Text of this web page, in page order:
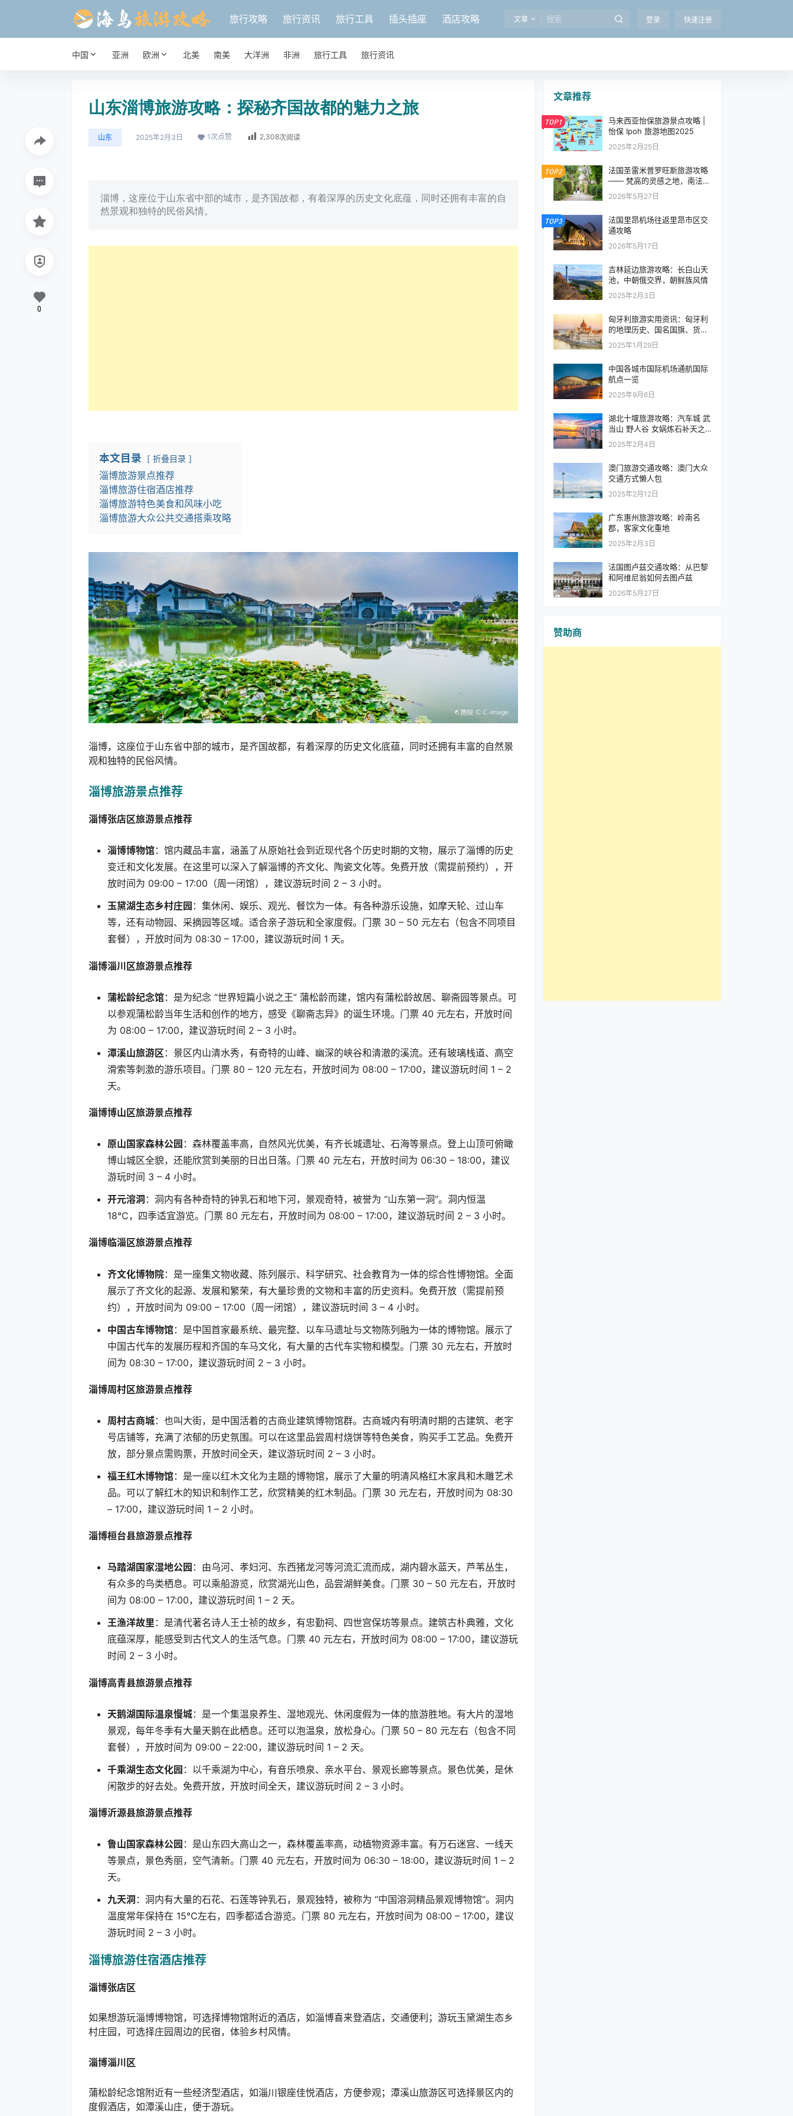
旅行攻略 旅行资讯 旅行工具 插头插座 酒店攻略 文章 登录 快速注册
中国 亚洲 欧洲 北美 南美 大洋洲 非洲 旅行工具 旅行资讯
山东淄博旅游攻略：探秘齐国故都的魅力之旅
山东 2025年2月3日 1次点赞 2,308次阅读
淄博，这座位于山东省中部的城市，是齐国故都，有着深厚的历史文化底蕴，同时还拥有丰富的自
然景观和独特的民俗风情。
本文目录 折叠目录
淄博旅游景点推荐
淄博旅游住宿酒店推荐
淄博旅游特色美食和风味小吃
淄博旅游大众公共交通搭乘攻略
淄博，这座位于山东省中部的城市，是齐国故都，有着深厚的历史文化底蕴，同时还拥有丰富的自然景
观和独特的民俗风情。
淄博旅游景点推荐
淄博张店区旅游景点推荐
淄博博物馆：馆内藏品丰富，涵盖了从原始社会到近现代各个历史时期的文物，展示了淄博的历史
变迁和文化发展。在这里可以深入了解淄博的齐文化、陶瓷文化等。免费开放（需提前预约），开
放时间为 09:00 – 17:00 （周一闭馆），建议游玩时间 2 – 3 小时。
玉黛湖生态乡村庄园 ：集休闲、娱乐、观光、餐饮为一体。有各种游乐设施，如摩天轮、过山车
等，还有动物园、采摘园等区域。适合亲子游玩和全家度假。门票 30 – 50 元左右（包含不同项目
套餐），开放时间为 08:30 – 17:00，建议游玩时间 1 天。
淄博淄川区旅游景点推荐
蒲松龄纪念馆：是为纪念 “世界短篇小说之王” 蒲松龄而建，馆内有蒲松龄故居、聊斋园等景点。可
以参观蒲松龄当年生活和创作的地方，感受《聊斋志异》的诞生环境。门票 40 元左右，开放时间
为 08:00 – 17:00，建议游玩时间 2 – 3 小时。
潭溪山旅游区 ：景区内山清水秀，有奇特的山峰、幽深的峡谷和清澈的溪流。还有玻璃栈道、高空
滑索等刺激的游乐项目。门票 80 – 120 元左右，开放时间为 08:00 – 17:00，建议游玩时间 1 – 2
天。
淄博博山区旅游景点推荐
原山国家森林公园 ：森林覆盖率高，自然风光优美，有齐长城遗址、石海等景点。登上山顶可俯瞰
博山城区全貌，还能欣赏到美丽的日出日落。门票 40 元左右，开放时间为 06:30 – 18:00，建议
游玩时间 3 – 4 小时。
开元溶洞 ：洞内有各种奇特的钟乳石和地下河，景观奇特，被誉为 “山东第一洞”。洞内恒温
18℃，四季适宜游览。门票 80 元左右，开放时间为 08:00 – 17:00，建议游玩时间 2 – 3 小时。
淄博临淄区旅游景点推荐
齐文化博物院：是一座集文物收藏、陈列展示、科学研究、社会教育为一体的综合性博物馆。全面
展示了齐文化的起源、发展和繁荣，有大量珍贵的文物和丰富的历史资料。免费开放（需提前预
约），开放时间为 09:00 – 17:00 （周一闭馆），建议游玩时间 3 – 4 小时。
中国古车博物馆：是中国首家最系统、最完整、以车马遗址与文物陈列融为一体的博物馆。展示了
中国古代车的发展历程和齐国的车马文化，有大量的古代车实物和模型。门票 30 元左右，开放时
间为 08:30 – 17:00，建议游玩时间 2 – 3 小时。
淄博周村区旅游景点推荐
周村古商城：也叫大街，是中国活着的古商业建筑博物馆群。古商城内有明清时期的古建筑、老字
号店铺等，充满了浓郁的历史氛围。可以在这里品尝周村烧饼等特色美食，购买手工艺品。免费开
放，部分景点需购票，开放时间全天，建议游玩时间 2 – 3 小时。
福王红木博物馆：是一座以红木文化为主题的博物馆，展示了大量的明清风格红木家具和木雕艺术
品。可以了解红木的知识和制作工艺，欣赏精美的红木制品。门票 30 元左右，开放时间为 08:30
– 17:00，建议游玩时间 1 – 2 小时。
淄博桓台县旅游景点推荐
马踏湖国家湿地公园 ：由乌河、孝妇河、东西猪龙河等河流汇流而成，湖内碧水蓝天，芦苇丛生，
有众多的鸟类栖息。可以乘船游览，欣赏湖光山色，品尝湖鲜美食。门票 30 – 50 元左右，开放时
间为 08:00 – 17:00，建议游玩时间 1 – 2 天。
王渔洋故里 ：是清代著名诗人王士祯的故乡，有忠勤祠、四世宫保坊等景点。建筑古朴典雅，文化
底蕴深厚，能感受到古代文人的生活气息。门票 40 元左右，开放时间为 08:00 – 17:00，建议游玩
时间 2 – 3 小时。
淄博高青县旅游景点推荐
天鹅湖国际温泉慢城：是一个集温泉养生、湿地观光、休闲度假为一体的旅游胜地。有大片的湿地
景观，每年冬季有大量天鹅在此栖息。还可以泡温泉，放松身心。门票 50 – 80 元左右（包含不同
套餐），开放时间为 09:00 – 22:00，建议游玩时间 1 – 2 天。
千乘湖生态文化园 ：以千乘湖为中心，有音乐喷泉、亲水平台、景观长廊等景点。景色优美，是休
闲散步的好去处。免费开放，开放时间全天，建议游玩时间 2 – 3 小时。
淄博沂源县旅游景点推荐
鲁山国家森林公园 ：是山东四大高山之一，森林覆盖率高，动植物资源丰富。有万石迷宫、一线天
等景点，景色秀丽，空气清新。门票 40 元左右，开放时间为 06:30 – 18:00，建议游玩时间 1 – 2
天。
九天洞 ：洞内有大量的石花、石莲等钟乳石，景观独特，被称为 “中国溶洞精品景观博物馆”。洞内
温度常年保持在 15℃左右，四季都适合游览。门票 80 元左右，开放时间为 08:00 – 17:00，建议
游玩时间 2 – 3 小时。
淄博旅游住宿酒店推荐
淄博张店区
如果想游玩淄博博物馆，可选择博物馆附近的酒店，如淄博喜来登酒店，交通便利；游玩玉黛湖生态乡
村庄园，可选择庄园周边的民宿，体验乡村风情。
淄博淄川区
蒲松龄纪念馆附近有一些经济型酒店，如淄川银座佳悦酒店，方便参观；潭溪山旅游区可选择景区内的
度假酒店，如潭溪山庄，便于游玩。
0
文章推荐
TOP1
马来西亚怡保旅游景点攻略 |
怡保 Ipoh 旅游地图2025
2025年2月25日
TOP2
法国圣雷米普罗旺斯旅游攻略
—— 梵高的灵感之地，南法的
艺术秘境
2026年5月27日
TOP3
法国里昂机场往返里昂市区交
通攻略
2026年5月17日
吉林延边旅游攻略：长白山天
池，中朝俄交界，朝鲜族风情
2025年2月3日
匈牙利旅游实用资讯：匈牙利
的地理历史、国名国旗、货
币、时区和天气
2025年1月29日
中国各城市国际机场通航国际
航点一览
2025年9月6日
湖北十堰旅游攻略：汽车城 武
当山 野人谷 女娲炼石补天之
2025年2月4日
澳门旅游交通攻略：澳门大众
交通方式懒人包
2025年2月12日
广东惠州旅游攻略：岭南名
郡，客家文化重地
2025年2月3日
法国图卢兹交通攻略：从巴黎
和阿维尼翁如何去图卢兹
2026年5月27日
赞助商